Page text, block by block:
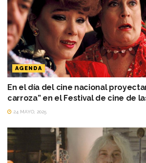
AGENDA
En el día del cine nacional
carroza” en el Festival de cine de
24 MAYO, 2025